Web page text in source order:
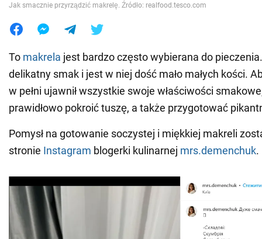
Jedzenie
Jak smacznie przyrządzić makrelę. Źródło: realfood.tesco.com
To makrela jest bardzo często wybierana do
delikatny smak i jest w niej dość mało małych kości.
w pełni ujawnił wszystkie swoje właściwości
prawidłowo pokroić tuszę, a także przygotować
Pomysł na gotowanie soczystej i miękkiej makreli
stronie Instagram blogerki kulinarnej mrs.demenchuk.